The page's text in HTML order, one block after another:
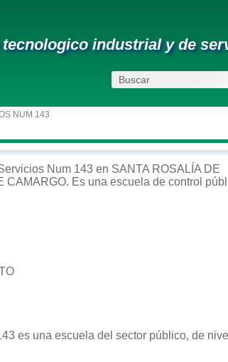
industrial y de
NUM 143
Num 143 en SANTA ROSALÍA DE
CAMARGO. Es una escuela de control
es una escuela del sector público, de nivel